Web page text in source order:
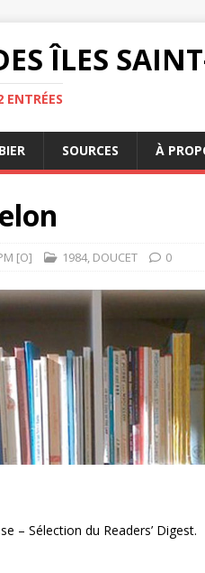
ÎLES
ENTRÉES
SOURCES À
[O] 1984, DOUCET 0
– Sélection du Readers’ Digest.